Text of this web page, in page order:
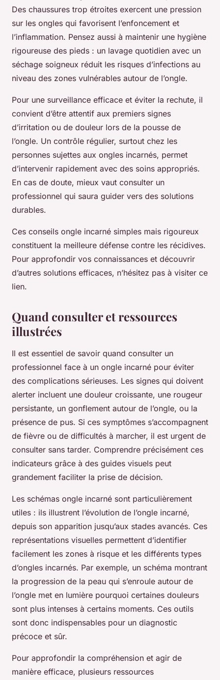
Des chaussures trop étroites exercent une pression
sur les ongles qui favorisent l’enfoncement et
l’inflammation. Pensez aussi à maintenir une hygiène
rigoureuse des pieds : un lavage quotidien avec un
séchage soigneux réduit les risques d’infections au
niveau des zones vulnérables autour de l’ongle.
Pour une surveillance efficace et éviter la rechute, il
convient d’être attentif aux premiers signes
d’irritation ou de douleur lors de la pousse de
l’ongle. Un contrôle régulier, surtout chez les
personnes sujettes aux ongles incarnés, permet
d’intervenir rapidement avec des soins appropriés.
En cas de doute, mieux vaut consulter un
professionnel qui saura guider vers des solutions
durables.
Ces conseils ongle incarné simples mais rigoureux
constituent la meilleure défense contre les récidives.
Pour approfondir vos connaissances et découvrir
d’autres solutions efficaces, n’hésitez pas à visiter ce
lien.
Quand consulter et ressources
illustrées
Il est essentiel de savoir quand consulter un
professionnel face à un ongle incarné pour éviter
des complications sérieuses. Les signes qui doivent
alerter incluent une douleur croissante, une rougeur
persistante, un gonflement autour de l’ongle, ou la
présence de pus. Si ces symptômes s’accompagnent
de fièvre ou de difficultés à marcher, il est urgent de
consulter sans tarder. Comprendre précisément ces
indicateurs grâce à des guides visuels peut
grandement faciliter la prise de décision.
Les schémas ongle incarné sont particulièrement
utiles : ils illustrent l’évolution de l’ongle incarné,
depuis son apparition jusqu’aux stades avancés. Ces
représentations visuelles permettent d’identifier
facilement les zones à risque et les différents types
d’ongles incarnés. Par exemple, un schéma montrant
la progression de la peau qui s’enroule autour de
l’ongle met en lumière pourquoi certaines douleurs
sont plus intenses à certains moments. Ces outils
sont donc indispensables pour un diagnostic
précoce et sûr.
Pour approfondir la compréhension et agir de
manière efficace, plusieurs ressources